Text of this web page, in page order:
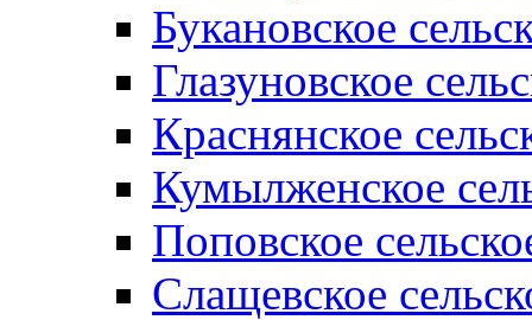
Букановское
Глазуновское
Краснянское
Кумылженское
Поповское
Слащевское